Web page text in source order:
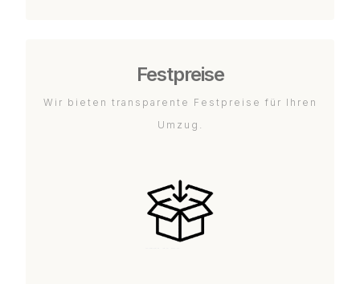
Festpreise
Wir bieten transparente Festpreise für Ihren
Umzug.